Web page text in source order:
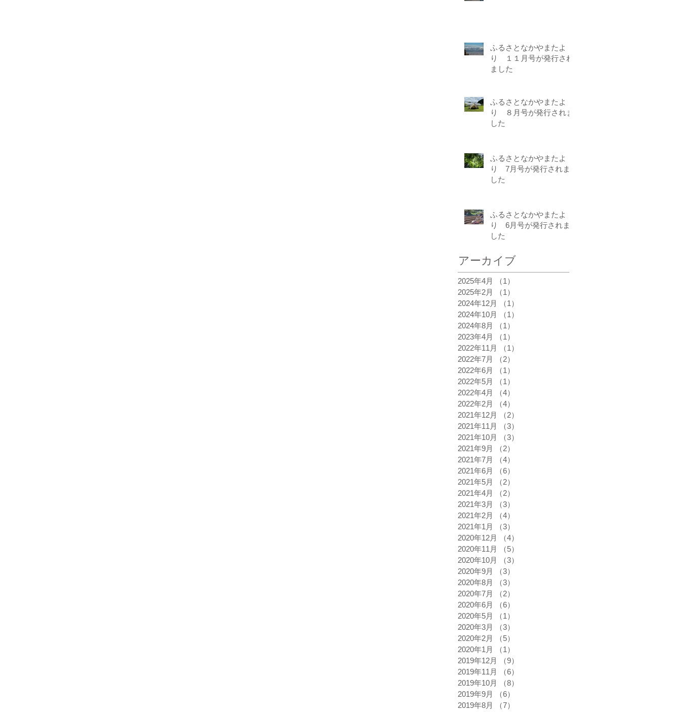
ふるさとなかやまたよ
り １１月号が発行され
ました
ふるさとなかやまたよ
り ８月号が発行されま
した
ふるさとなかやまたよ
り 7月号が発行されま
した
ふるさとなかやまたよ
り 6月号が発行されま
した
アーカイブ
2025年4月 （1）
2025年2月
（1）
2024年12月
（1）
2024年10月
（1）
2024年8月
（1）
2023年4月
（1）
2022年11月
（1）
2022年7月
（2）
2022年6月
（1）
2022年5月
（1）
2022年4月
（4）
2022年2月
（4）
2021年12月
（2）
2021年11月
（3）
2021年10月
（3）
2021年9月
（2）
2021年7月
（4）
2021年6月
（6）
2021年5月
（2）
2021年4月
（2）
2021年3月
（3）
2021年2月
（4）
2021年1月
（3）
2020年12月
（4）
2020年11月
（5）
2020年10月
（3）
2020年9月
（3）
2020年8月
（3）
2020年7月
（2）
2020年6月
（6）
2020年5月
（1）
2020年3月
（3）
2020年2月
（5）
2020年1月
（1）
2019年12月
（9）
2019年11月
（6）
2019年10月
（8）
2019年9月
（6）
2019年8月
（7）